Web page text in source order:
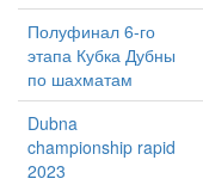
Полуфинал 6-го
этапа Кубка Дубны
по шахматам
Dubna
championship rapid
2023